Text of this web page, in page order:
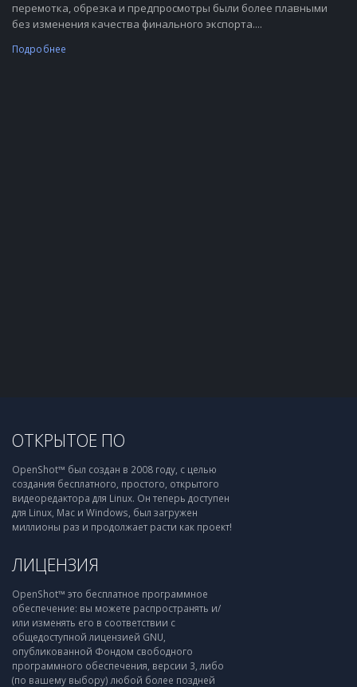
перемотка, обрезка и предпросмотры были более плавными
без изменения качества финального экспорта....
Подробнее
ОТКРЫТОЕ ПО
OpenShot™ был создан в 2008 году, с целью
создания бесплатного, простого, открытого
видеоредактора для Linux. Он теперь доступен
для Linux, Mac и Windows, был загружен
миллионы раз и продолжает расти как проект!
ЛИЦЕНЗИЯ
OpenShot™ это бесплатное программное
обеспечение: вы можете распространять и/
или изменять его в соответствии с
общедоступной лицензией GNU,
опубликованной Фондом свободного
программного обеспечения, версии 3, либо
(по вашему выбору) любой более поздней